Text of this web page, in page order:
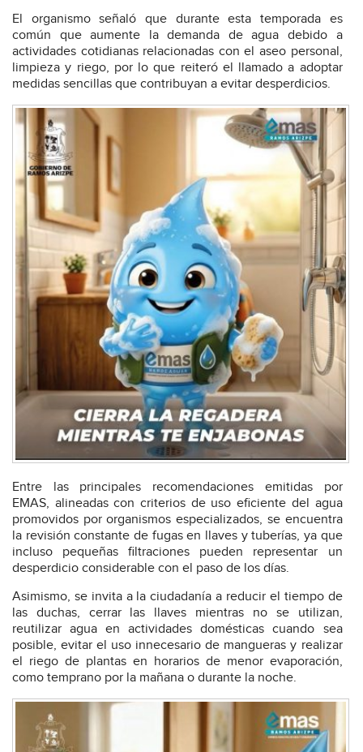
El organismo señaló que durante esta temporada es
común que aumente la demanda de agua debido a
actividades cotidianas relacionadas con el aseo personal,
limpieza y riego, por lo que reiteró el llamado a adoptar
medidas sencillas que contribuyan a evitar desperdicios.
Entre las principales recomendaciones emitidas por
EMAS, alineadas con criterios de uso eficiente del agua
promovidos por organismos especializados, se encuentra
la revisión constante de fugas en llaves y tuberías, ya que
incluso pequeñas filtraciones pueden representar un
desperdicio considerable con el paso de los días.
Asimismo, se invita a la ciudadanía a reducir el tiempo de
las duchas, cerrar las llaves mientras no se utilizan,
reutilizar agua en actividades domésticas cuando sea
posible, evitar el uso innecesario de mangueras y realizar
el riego de plantas en horarios de menor evaporación,
como temprano por la mañana o durante la noche.